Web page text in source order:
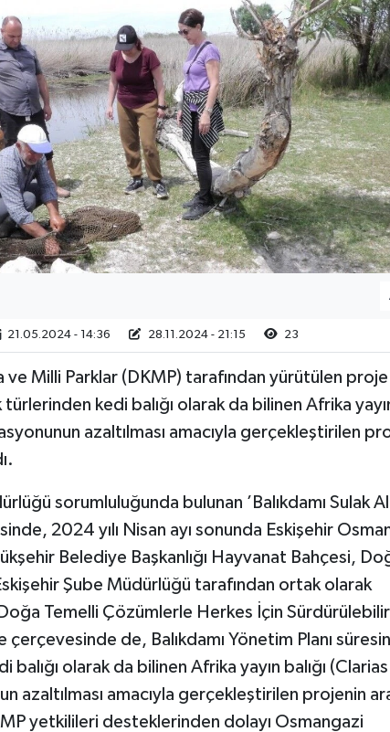
21.05.2024 - 14:36 28.11.2024 - 21:15 23
ve Milli Parklar (DKMP) tarafından yürütülen proje
kedi balığı olarak da bilinen Afrika
azaltılması amacıyla gerçekleştirilen
sorumluluğunda bulunan ’Balıkdamı Sulak
2024 yılı Nisan ayı sonunda Eskişehir
Belediye Başkanlığı Hayvanat Bahçesi,
Şube Müdürlüğü tarafından ortak olarak
Doğa Temelli Çözümlerle Herkes İçin
çerçevesinde de, Balıkdamı Yönetim Planı
balığı olarak da bilinen Afrika yayın balığı (Clarias
azaltılması amacıyla gerçekleştirilen projenin
yetkilileri desteklerinden dolayı Osmangazi